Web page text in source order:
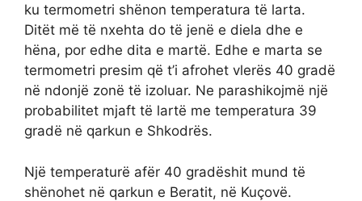
ku termometri shënon temperatura të larta.
Ditët më të nxehta do të jenë e diela dhe e
hëna, por edhe dita e martë. Edhe e marta se
termometri presim që t’i afrohet vlerës 40 gradë
në ndonjë zonë të izoluar. Ne parashikojmë një
probabilitet mjaft të lartë me temperatura 39
gradë në qarkun e Shkodrës.
Një temperaturë afër 40 gradëshit mund të
shënohet në qarkun e Beratit, në Kuçovë.